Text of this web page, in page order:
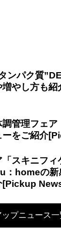
ンパク質
やし方も紹
管理フェア
ーをご紹介
スキニフィ
：homeの新
ップニュース一